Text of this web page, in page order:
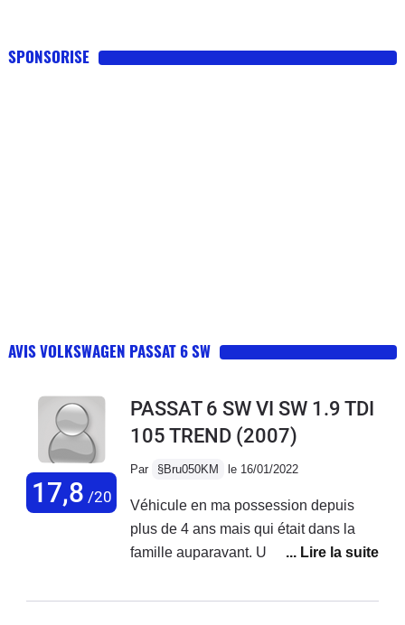
SPONSORISE
AVIS VOLKSWAGEN PASSAT 6 SW
17,8 /20
PASSAT 6 SW VI SW 1.9 TDI
105 TREND (2007)
Par §Bru050KM le 16/01/2022
Véhicule en ma possession depuis
plus de 4 ans mais qui était dans la
famille auparavant. Une grande
temps et en heure, la Passat est